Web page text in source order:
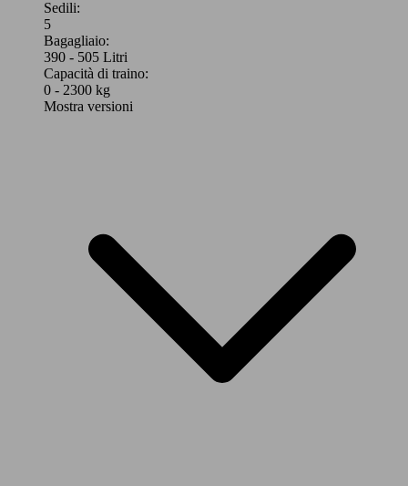
A8 50 3.0 tdi mhev quattro tiptronic
Sedili:
5
Bagagliaio:
390 - 505 Litri
Capacità di traino:
0 - 2300 kg
Mostra versioni